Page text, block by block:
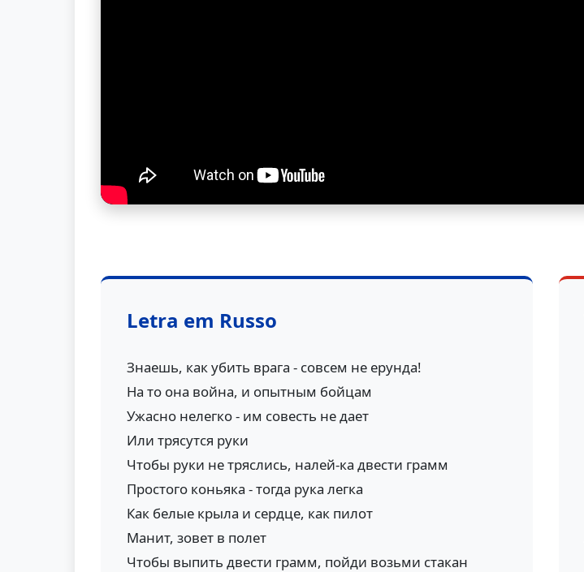
Letra em Russo
Знаешь, как убить врага - совсем не ерунда!
На то она война, и опытным бойцам
Ужасно нелегко - им совесть не дает
Или трясутся руки
Чтобы руки не тряслись, налей-ка двести грамм
Простого коньяка - тогда рука легка
Как белые крыла и сердце, как пилот
Манит, зовет в полет
Чтобы выпить двести грамм, пойди возьми стакан